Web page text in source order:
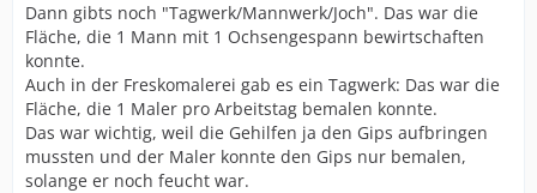
Dann gibts noch "Tagwerk/Mannwerk/Joch". Das war die
Fläche, die 1 Mann mit 1 Ochsengespann bewirtschaften
konnte.
Auch in der Freskomalerei gab es ein Tagwerk: Das war die
Fläche, die 1 Maler pro Arbeitstag bemalen konnte.
Das war wichtig, weil die Gehilfen ja den Gips aufbringen
mussten und der Maler konnte den Gips nur bemalen,
solange er noch feucht war.